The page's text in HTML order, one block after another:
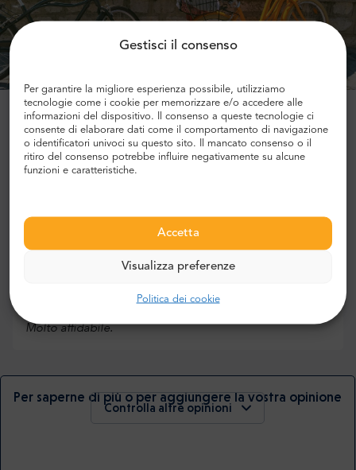
Gestisci il consenso
Per garantire la migliore esperienza possibile, utilizziamo
tecnologie come i cookie per memorizzare e/o accedere alle
informazioni del dispositivo. Il consenso a queste tecnologie ci
consente di elaborare dati come il comportamento di navigazione
o identificatori univoci su questo sito. Il mancato consenso o il
ritiro del consenso potrebbe influire negativamente su alcune
funzioni e caratteristiche.
Accetta
Visualizza preferenze
Politica dei cookie
Cosa dicono di noi le persone:
Peter W.,
REGNO UNITO
5
Molto affidabile.
Per saperne di più o per aggiungere la vostra opinione
Controlla altre opinioni